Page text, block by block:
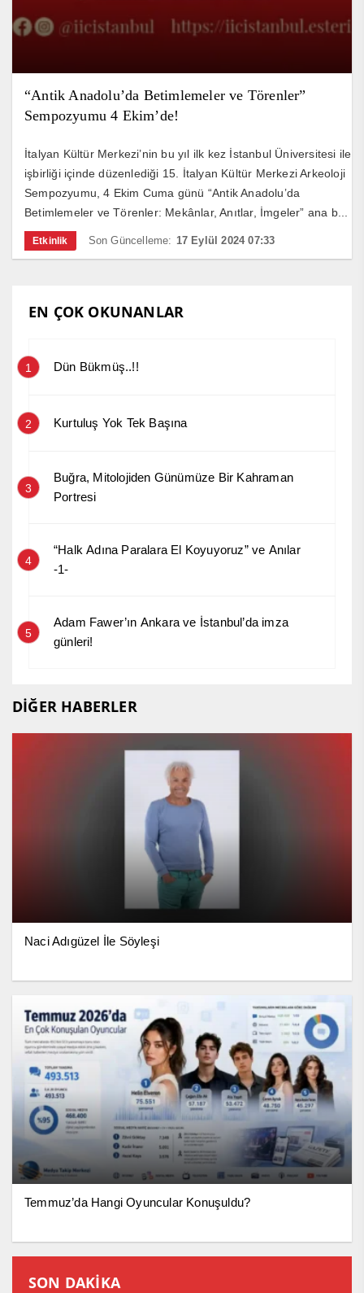
“Antik Anadolu’da Betimlemeler ve Törenler”
Sempozyumu 4 Ekim’de!
İtalyan Kültür Merkezi’nin bu yıl ilk kez İstanbul Üniversitesi ile
işbirliği içinde düzenlediği 15. İtalyan Kültür Merkezi Arkeoloji
Sempozyumu, 4 Ekim Cuma günü “Antik Anadolu’da
Betimlemeler ve Törenler: Mekânlar, Anıtlar, İmgeler” ana b...
Etkinlik Son Güncelleme: 17 Eylül 2024 07:33
EN ÇOK OKUNANLAR
1 Dün Bükmüş..!!
2 Kurtuluş Yok Tek Başına
3
Buğra, Mitolojiden Günümüze Bir Kahraman
Portresi
4
“Halk Adına Paralara El Koyuyoruz” ve Anılar
-1-
5
Adam Fawer’ın Ankara ve İstanbul’da imza
günleri!
DİĞER HABERLER
Naci Adıgüzel İle Söyleşi
Temmuz’da Hangi Oyuncular Konuşuldu?
SON DAKİKA